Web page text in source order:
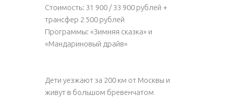
Стоимость: 31 900 / 33 900 рублей +
трансфер 2 500 рублей
Программы: «Зимняя сказка» и
«Мандариновый драйв»
Дети уезжают за 200 км от Москвы и
живут в большом бревенчатом